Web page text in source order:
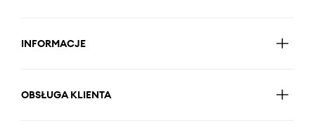
INFORMACJE
OBSŁUGA KLIENTA